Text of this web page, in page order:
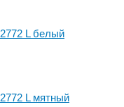
L белый
L мятный